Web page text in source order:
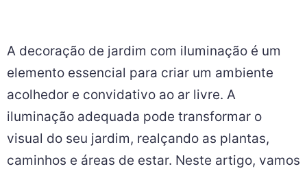
A decoração de jardim com iluminação é um
elemento essencial para criar um ambiente
acolhedor e convidativo ao ar livre. A
iluminação adequada pode transformar o
visual do seu jardim, realçando as plantas,
caminhos e áreas de estar. Neste artigo, vamos